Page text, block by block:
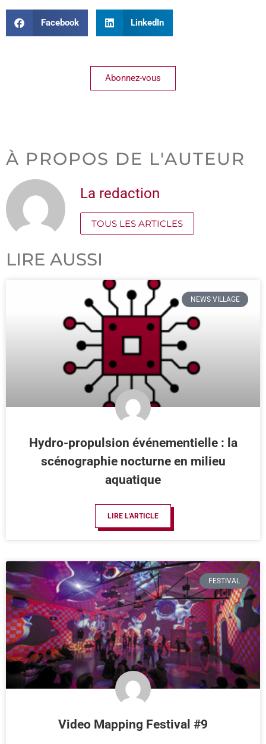
Facebook LinkedIn
Abonnez-vous
À PROPOS DE L'AUTEUR
La redaction
TOUS LES ARTICLES
LIRE AUSSI
NEWS VILLAGE
Hydro-propulsion événementielle : la
scénographie nocturne en milieu
aquatique
LIRE L'ARTICLE
FESTIVAL
Video Mapping Festival #9